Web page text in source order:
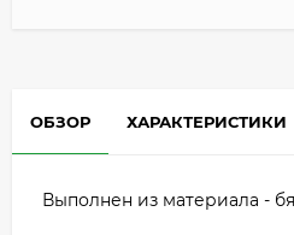
ОБЗОР ХАРАКТЕРИСТИКИ
Выполнен из материала -